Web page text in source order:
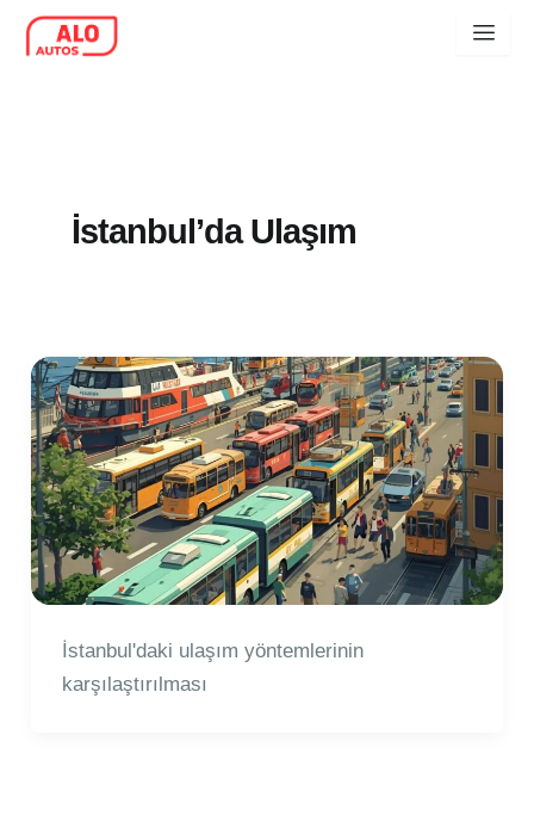
İçeriğe
İstanbul’da Ulaşım
İstanbul'daki ulaşım yöntemlerinin
karşılaştırılması